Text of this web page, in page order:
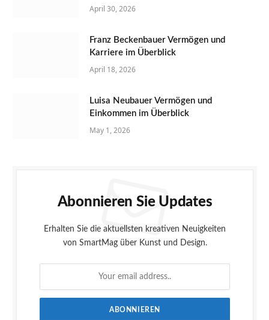
April 30, 2026
Franz Beckenbauer Vermögen und
Karriere im Überblick
April 18, 2026
Luisa Neubauer Vermögen und
Einkommen im Überblick
May 1, 2026
Abonnieren Sie Updates
Erhalten Sie die aktuellsten kreativen Neuigkeiten
von SmartMag über Kunst und Design.